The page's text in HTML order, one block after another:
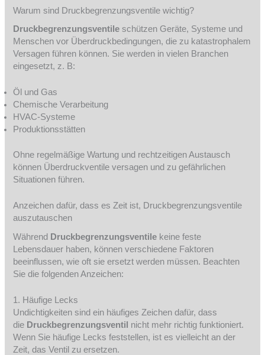
Warum sind Druckbegrenzungsventile wichtig?
Druckbegrenzungsventile schützen Geräte, Systeme und
Menschen vor Überdruckbedingungen, die zu katastrophalem
Versagen führen können. Sie werden in vielen Branchen
eingesetzt, z. B:
Öl und Gas
Chemische Verarbeitung
HVAC-Systeme
Produktionsstätten
Ohne regelmäßige Wartung und rechtzeitigen Austausch
können Überdruckventile versagen und zu gefährlichen
Situationen führen.
Anzeichen dafür, dass es Zeit ist, Druckbegrenzungsventile
auszutauschen
Während Druckbegrenzungsventile keine feste
Lebensdauer haben, können verschiedene Faktoren
beeinflussen, wie oft sie ersetzt werden müssen. Beachten
Sie die folgenden Anzeichen:
1. Häufige Lecks
Undichtigkeiten sind ein häufiges Zeichen dafür, dass
die Druckbegrenzungsventil
nicht mehr richtig funktioniert.
Wenn Sie häufige Lecks feststellen, ist es vielleicht an der
Zeit, das Ventil zu ersetzen.